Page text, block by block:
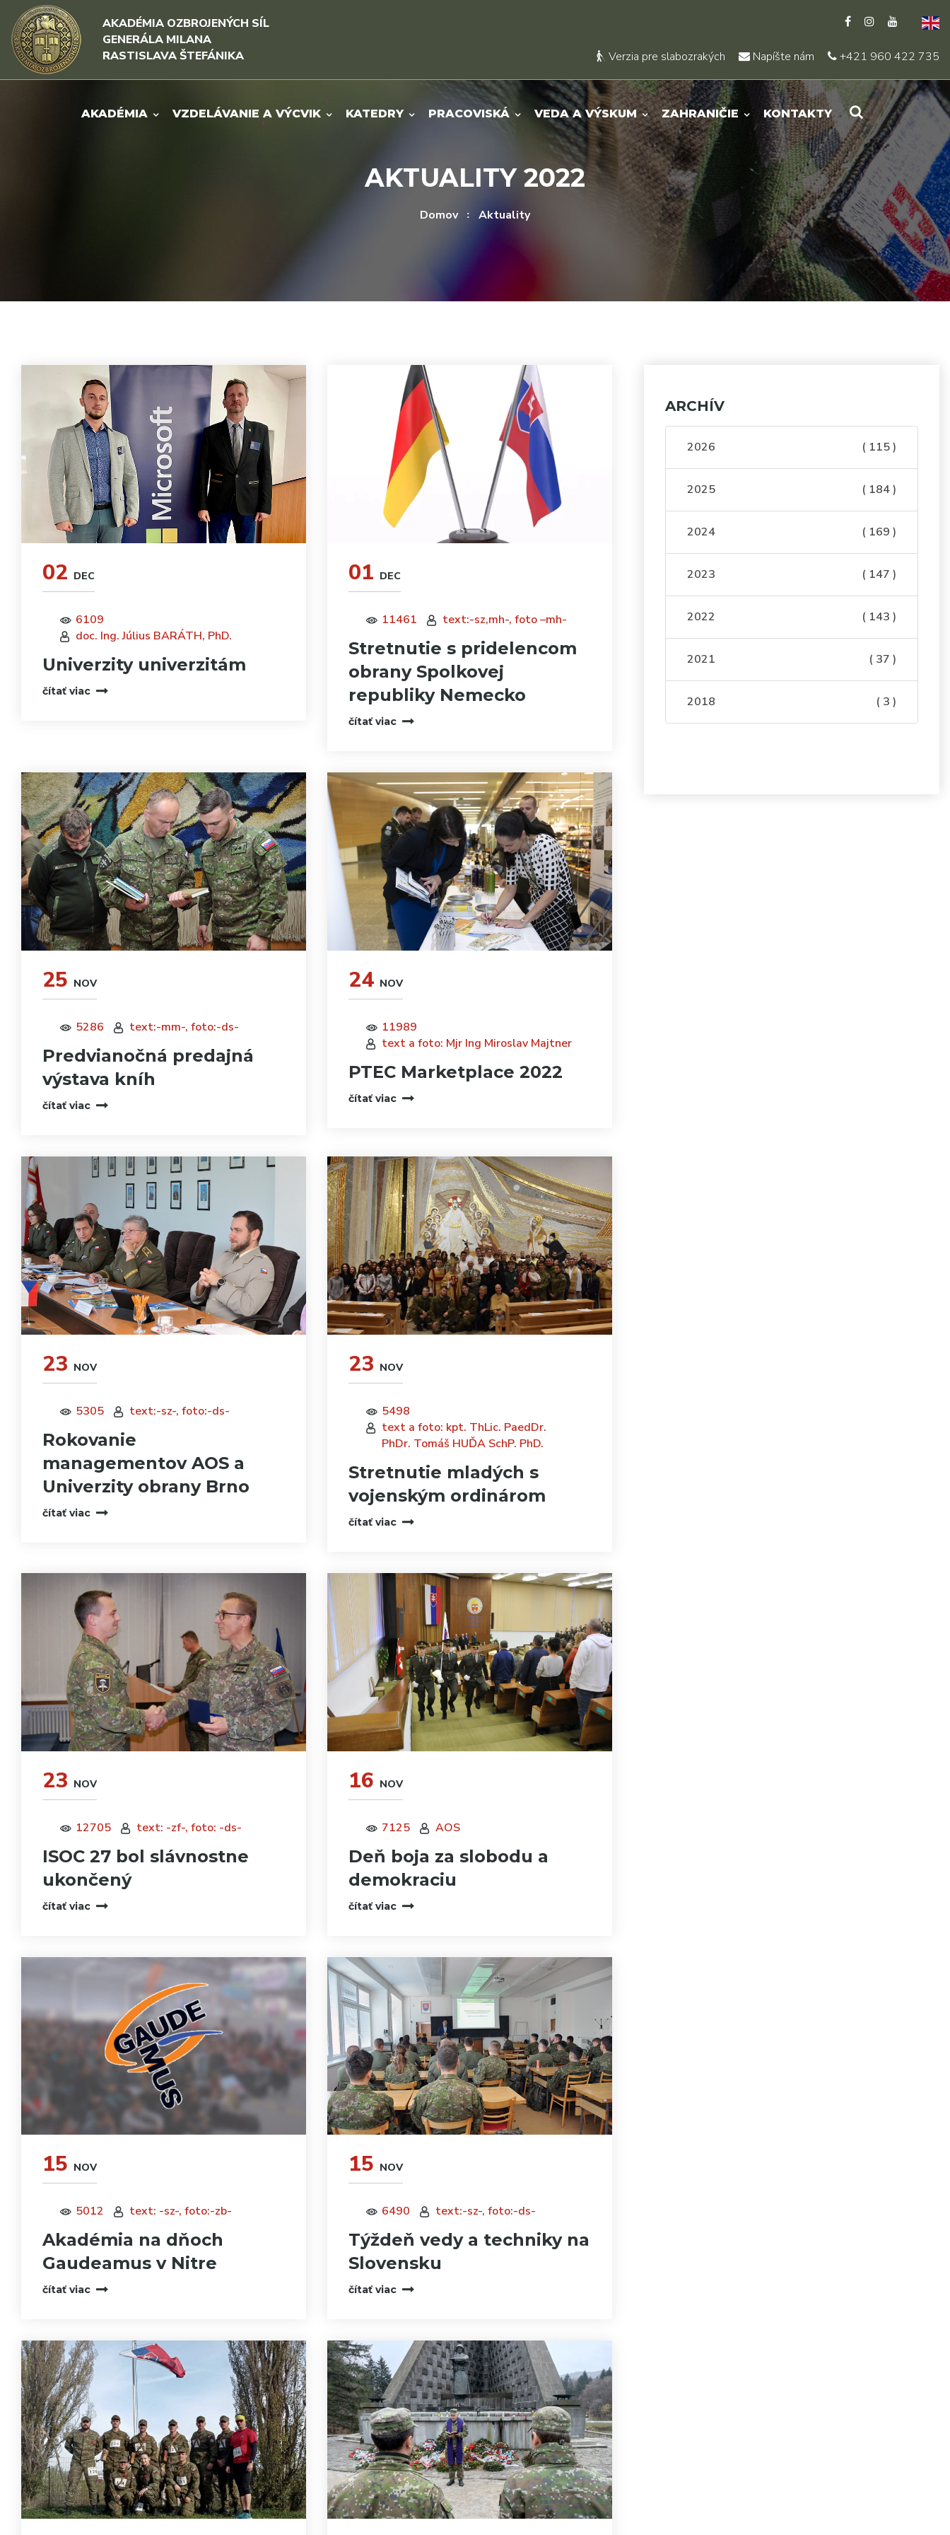
Rovno na obsah
Rovno na menu
AKADÉMIA OZBROJENÝCH SÍL
GENERÁLA MILANA
RASTISLAVA ŠTEFÁNIKA
Verzia pre slabozrakých Napíšte nám +421 960 422 735
AKADÉMIA VZDELÁVANIE A VÝCVIK KATEDRY PRACOVISKÁ VEDA A VÝSKUM ZAHRANIČIE KONTAKTY
AKTUALITY 2022
Domov Aktuality
02 DEC
6109
doc. Ing. Július BARÁTH, PhD.
Univerzity univerzitám
čítať viac
01 DEC
11461 text:-sz,mh-, foto –mh-
Stretnutie s pridelencom
obrany Spolkovej
republiky Nemecko
čítať viac
25 NOV
5286 text:-mm-, foto:-ds-
Predvianočná predajná
výstava kníh
čítať viac
24 NOV
11989
text a foto: Mjr Ing Miroslav Majtner
PTEC Marketplace 2022
čítať viac
23 NOV
5305 text:-sz-, foto:-ds-
Rokovanie
managementov AOS a
Univerzity obrany Brno
čítať viac
23 NOV
5498
text a foto: kpt. ThLic. PaedDr.
PhDr. Tomáš HUĎA SchP. PhD.
Stretnutie mladých s
vojenským ordinárom
čítať viac
23 NOV
12705 text: -zf-, foto: -ds-
ISOC 27 bol slávnostne
ukončený
čítať viac
16 NOV
7125 AOS
Deň boja za slobodu a
demokraciu
čítať viac
15 NOV
5012 text: -sz-, foto:-zb-
Akadémia na dňoch
Gaudeamus v Nitre
čítať viac
15 NOV
6490 text:-sz-, foto:-ds-
Týždeň vedy a techniky na
Slovensku
čítať viac
ARCHÍV
2026 ( 115 )
2025 ( 184 )
2024 ( 169 )
2023 ( 147 )
2022 ( 143 )
2021 ( 37 )
2018 ( 3 )